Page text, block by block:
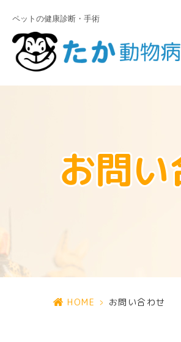
ペットの健康診断・手術
お問
HOME > お問い合わせ